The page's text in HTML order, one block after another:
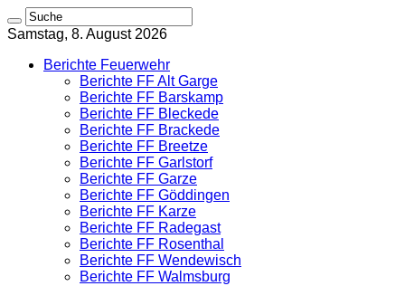
Samstag, 8. August 2026
Berichte Feuerwehr
Berichte FF Alt Garge
Berichte FF Barskamp
Berichte FF Bleckede
Berichte FF Brackede
Berichte FF Breetze
Berichte FF Garlstorf
Berichte FF Garze
Berichte FF Göddingen
Berichte FF Karze
Berichte FF Radegast
Berichte FF Rosenthal
Berichte FF Wendewisch
Berichte FF Walmsburg